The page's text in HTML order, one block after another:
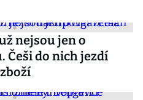
nejsou jen o
Češi do nich jezdí